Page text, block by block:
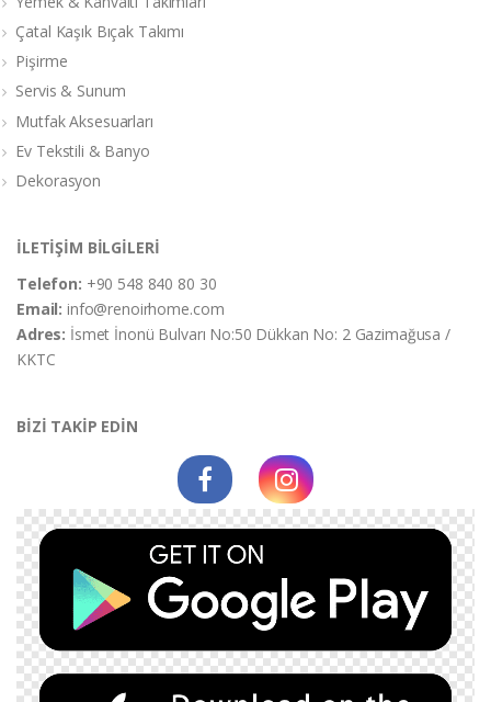
Çatal Kaşık Bıçak Takımı
Pişirme
Servis & Sunum
Mutfak Aksesuarları
Ev Tekstili & Banyo
Dekorasyon
İLETİŞİM BİLGİLERİ
Telefon: +90 548 840 80 30
Email:info@renoirhome.com
Adres: İsmet İnonü Bulvarı No:50 Dükkan No: 2 Gazimağusa /
KKTC
BİZİ TAKİP EDİN